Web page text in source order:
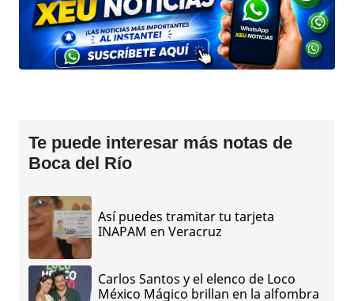
Te puede interesar más notas de
Boca del Río
Así puedes tramitar tu tarjeta
INAPAM en Veracruz
Carlos Santos y el elenco de Loco
México Mágico brillan en la alfombra